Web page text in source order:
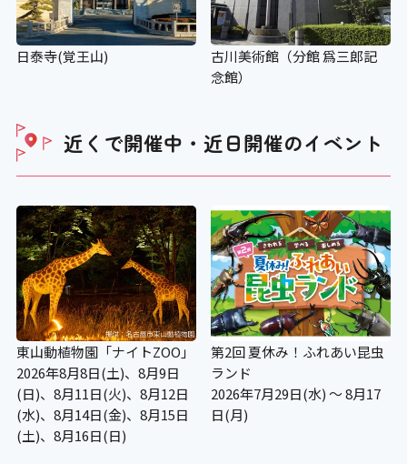
日泰寺(覚王山)
古川美術館（分館 爲三郎記
念館）
近くで開催中・近日開催のイベント
東山動植物園「ナイトZOO」
2026年8月8日(土)、8月9日
(日)、8月11日(火)、8月12日
(水)、8月14日(金)、8月15日
(土)、8月16日(日)
第2回 夏休み！ふれあい昆虫
ランド
2026年7月29日(水) ～ 8月17
日(月)